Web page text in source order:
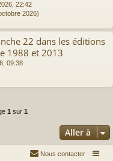
22:42
2026)
22 dans les éditions
1988 et 2013
09:38
1 sur 1
Aller à
Nous contacter